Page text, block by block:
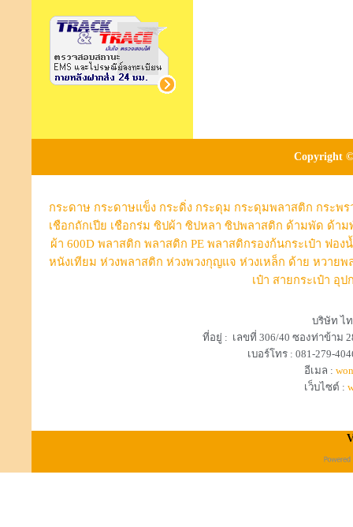
Copyright ©
กระดาษ กระดาษแข็ง กระดิ่ง กระดุม กระดุมพลาสติก กระพร
เชือกถักเปีย เชือกร่ม ซิปผ้า ซิปหลา ซิปพลาสติก ด้ามพัด ด้าม
ผ้า 600D พลาสติก พลาสติก PE พลาสติกรองก้นกระเป๋า ฟอง
หนังเทียม ห่วงพลาสติก ห่วงพวงกุญแจ ห่วงเหล็ก ด้าย หวายพ
เป๋า สายกระเป๋า อุป
บริษัท ไ
ที่อยู่ : เลขที่ 306/40 ซองท่าข้าม
เบอร์โทร : 081-279-
อีเมล :
เว็บไซต์ :